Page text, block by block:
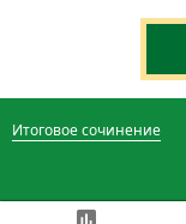
Итоговое сочинение